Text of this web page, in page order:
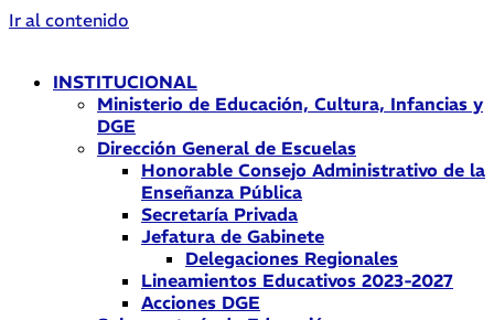
Ir al contenido
INSTITUCIONAL
Ministerio de Educación, Cultura, Infancias y
DGE
Dirección General de Escuelas
Honorable Consejo Administrativo de la
Enseñanza Pública
Secretaría Privada
Jefatura de Gabinete
Delegaciones Regionales
Lineamientos Educativos 2023-2027
Acciones DGE